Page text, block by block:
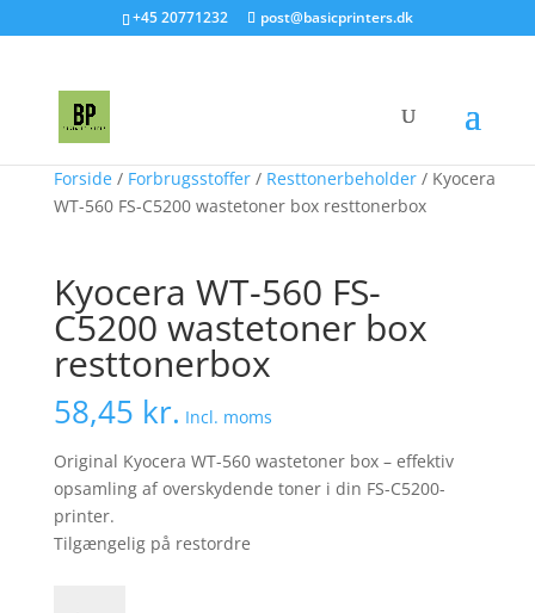
+45 20771232 post@basicprinters.dk
Forside/ Forbrugsstoffer/ Resttonerbeholder/ Kyocera
WT-560 FS-C5200 wastetoner box resttonerbox
Kyocera WT-560 FS-
C5200 wastetoner box
resttonerbox
58,45 kr. Incl. moms
Original Kyocera WT-560 wastetoner box – effektiv
opsamling af overskydende toner i din FS-C5200-
printer.
Tilgængelig på restordre